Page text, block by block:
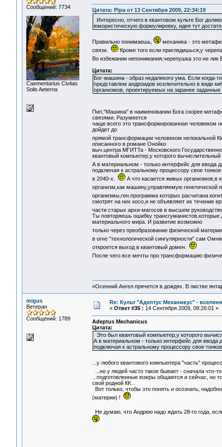
Сообщений: 7734
Сaementarius Civitas
Solis Aeterna
Цитата: Pipa от 13 Сентября 2009, 22:34:19
Интересно, отчего в квантовом культе Бог
юмористическую формулировку, идея тут
Правильно понимаешь,
механика - это
связи.
Кроме того если приглядишься,у
Во избежании непонимания,черепушка это не
Цитата:
Бог-машина - образ недалекого ума. Если когда-
представлем андроидов исключительно в виде
организмов, проектируемых на заранее заданные
Пип,"Машина" в наименовании Бога скорее
связями. Разумеется
чаще всего это трансформированная человеком
дойдет до
прямой трансформации человеком нелокальной
описанного в романе Онойко
выч.центра МГИТТа - Московского
квантовый компьютер,у которого
А в материальном - только интерфейс для ввода
подключая к астральному процессору свое
в 2040-х.
А что касается живых организмов,в
организм,как машину,управляемую генетической
организмы,ген.программа которых расчитана
смотрят на них косо,и не объявляют их течение
части старых архи-магосов в высшем
Ты повторяешь ошибку трансгуманистов,которые
материального мира. И развитие возможно
только через преобразование физической
в огне "технологической сингулярности" сам
откроется выход в квантовый домен.
После чего все мечты про трансформацию
«Осенний Ангел прячется в дождях. В листве
migus
Ветеран
Сообщений: 1789
Re: Культ "Адептус Механикус" -
« Ответ #35 : 14 Сентября 2009, 08:26:01 »
Adeptus Mechanicus
Цитата:
Это был квантовый компьютер,у которого
А в материальном - только интерфейс для
подключая к астральному процессору свое
...у любого квантового компьютера "часть"
...но у людей часто такое бывает - сначала что-
...подготовленные юзеры общаются и сейчас, но
свой родной КК...
Вот только, чтобы это понять и осознать,
(материи) !
Не думаю, что Андрею надо ждать 28-го года,